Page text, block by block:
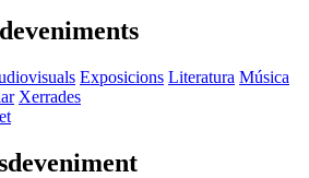
Exposicions Literatura Música
Xerrades